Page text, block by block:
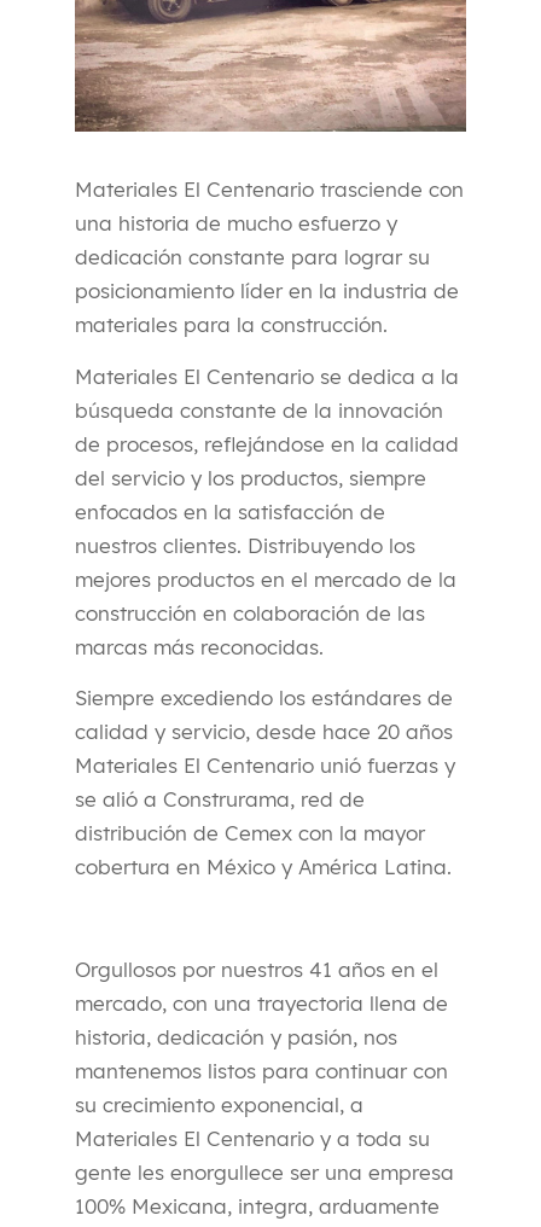
Materiales El Centenario trasciende con
una historia de mucho esfuerzo y
dedicación constante para lograr su
posicionamiento líder en la industria de
materiales para la construcción.
Materiales El Centenario se dedica a la
búsqueda constante de la innovación
de procesos, reflejándose en la calidad
del servicio y los productos, siempre
enfocados en la satisfacción de
nuestros clientes. Distribuyendo los
mejores productos en el mercado de la
construcción en colaboración de las
marcas más reconocidas.
Siempre excediendo los estándares de
calidad y servicio, desde hace 20 años
Materiales El Centenario unió fuerzas y
se alió a Construrama, red de
distribución de Cemex con la mayor
cobertura en México y América Latina.
Orgullosos por nuestros 41 años en el
mercado, con una trayectoria llena de
historia, dedicación y pasión, nos
mantenemos listos para continuar con
su crecimiento exponencial, a
Materiales El Centenario y a toda su
gente les enorgullece ser una empresa
100% Mexicana, integra, arduamente